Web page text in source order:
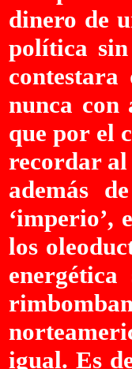
dinero de
política
nunca con
que por el
recordar al
además
‘imperio’,
los
igual. Es